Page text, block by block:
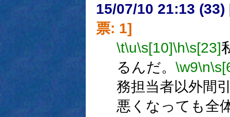
15/07/10 21:13 (33)
票: 1]
\t\u\s[10]\h\s[23]
るんだ。 \w9\n
務担当者以外間
悪くなっても全